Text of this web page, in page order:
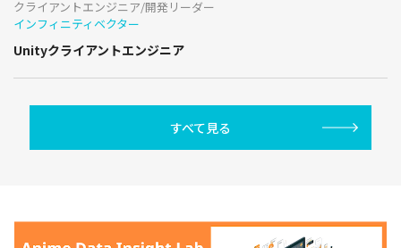
クライアントエンジニア/開発リーダー
インフィニティベクター
Unityクライアントエンジニア
すべて見る